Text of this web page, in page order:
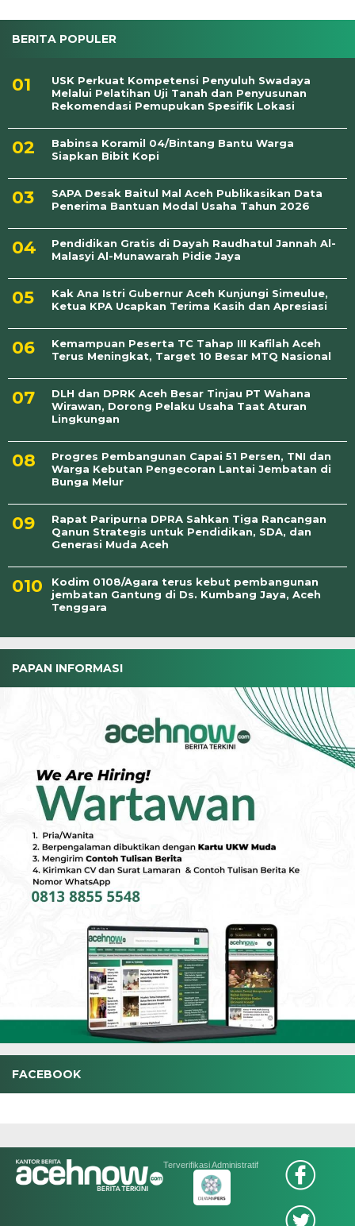
BERITA POPULER
USK Perkuat Kompetensi Penyuluh Swadaya
Melalui Pelatihan Uji Tanah dan Penyusunan
Rekomendasi Pemupukan Spesifik Lokasi
Babinsa Koramil 04/Bintang Bantu Warga
Siapkan Bibit Kopi
SAPA Desak Baitul Mal Aceh Publikasikan Data
Penerima Bantuan Modal Usaha Tahun 2026
Pendidikan Gratis di Dayah Raudhatul Jannah Al-
Malasyi Al-Munawarah Pidie Jaya
Kak Ana Istri Gubernur Aceh Kunjungi Simeulue,
Ketua KPA Ucapkan Terima Kasih dan Apresiasi
Kemampuan Peserta TC Tahap III Kafilah Aceh
Terus Meningkat, Target 10 Besar MTQ Nasional
DLH dan DPRK Aceh Besar Tinjau PT Wahana
Wirawan, Dorong Pelaku Usaha Taat Aturan
Lingkungan
Progres Pembangunan Capai 51 Persen, TNI dan
Warga Kebutan Pengecoran Lantai Jembatan di
Bunga Melur
Rapat Paripurna DPRA Sahkan Tiga Rancangan
Qanun Strategis untuk Pendidikan, SDA, dan
Generasi Muda Aceh
Kodim 0108/Agara terus kebut pembangunan
jembatan Gantung di Ds. Kumbang Jaya, Aceh
Tenggara
PAPAN INFORMASI
FACEBOOK
Terverifikasi Administratif